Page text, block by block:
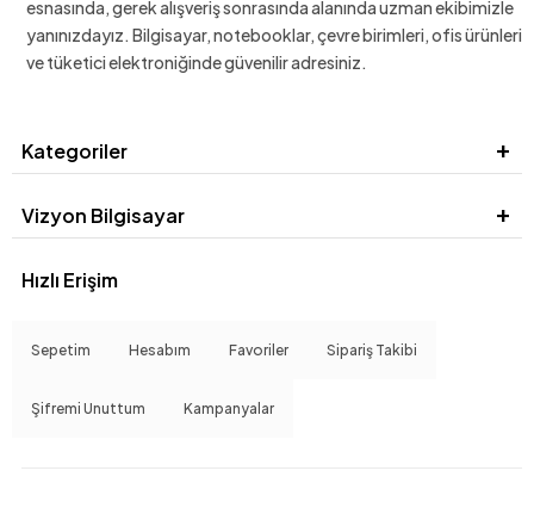
esnasında, gerek alışveriş sonrasında alanında uzman ekibimizle
yanınızdayız. Bilgisayar, notebooklar, çevre birimleri, ofis ürünleri
ve tüketici elektroniğinde güvenilir adresiniz.
Kategoriler
Vizyon Bilgisayar
Hızlı Erişim
Sepetim Hesabım Favoriler Sipariş Takibi
Şifremi Unuttum Kampanyalar